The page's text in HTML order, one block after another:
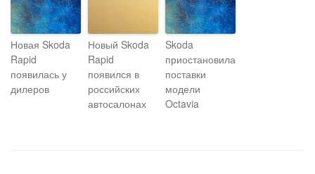
Новая Skoda
Rapid
появилась у
дилеров
Новый Skoda
Rapid
появился в
российских
автосалонах
Skoda
приостановила
поставки
модели
Octavia